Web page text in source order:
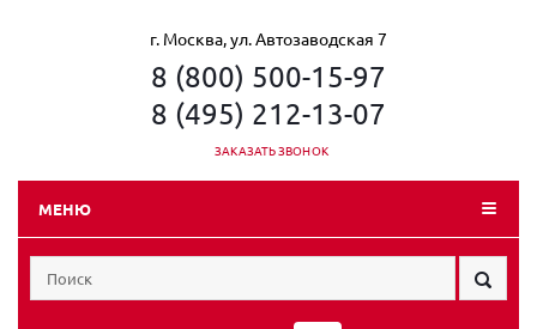
г. Москва, ул. Автозаводская 7
8 (800) 500-15-97
8 (495) 212-13-07
ЗАКАЗАТЬ ЗВОНОК
МЕНЮ
0